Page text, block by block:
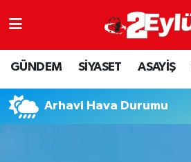
GÜNDEM SİYASET ASAYİŞ
Arhavi Hava Durumu
ASAYİŞ
DÜNYA
EKONOMİ
Nöbetçi Eczaneler
Hava Durumu
Eskişehir Namaz Vakitleri